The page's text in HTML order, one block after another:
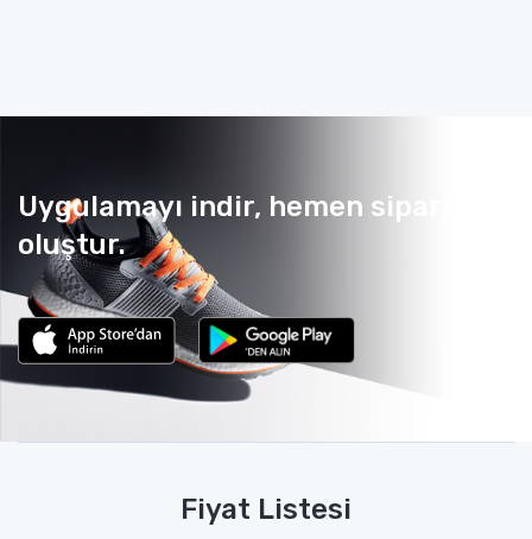
Uygulamayı indir, hemen sipariş
oluştur.
Fiyat Listesi